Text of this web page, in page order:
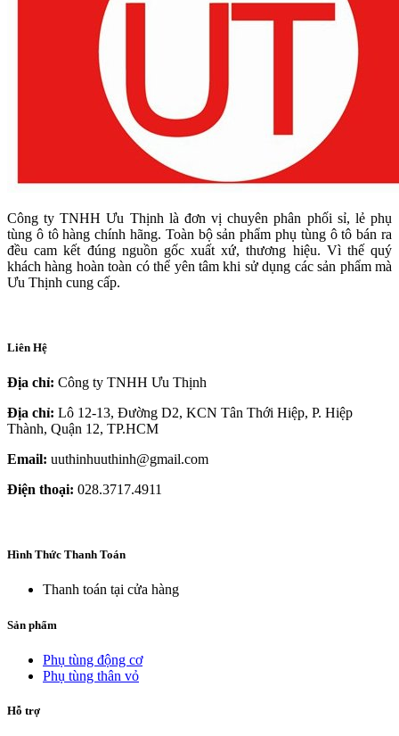
Công ty TNHH Ưu Thịnh là đơn vị chuyên phân phối sỉ, lẻ phụ
tùng ô tô hàng chính hãng. Toàn bộ sản phẩm phụ tùng ô tô bán ra
đều cam kết đúng nguồn gốc xuất xứ, thương hiệu. Vì thế quý
khách hàng hoàn toàn có thể yên tâm khi sử dụng các sản phẩm mà
Ưu Thịnh cung cấp.
Liên Hệ
Địa chỉ: Công ty TNHH Ưu Thịnh
Địa chỉ: Lô 12-13, Đường D2, KCN Tân Thới Hiệp, P. Hiệp
Thành, Quận 12, TP.HCM
Email: uuthinhuuthinh@gmail.com
Điện thoại: 028.3717.4911
Hình Thức Thanh Toán
Thanh toán tại cửa hàng
Sản phẩm
Phụ tùng động cơ
Phụ tùng thân vỏ
Hỗ trợ